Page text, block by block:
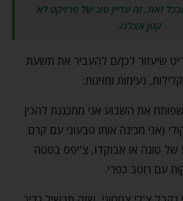
זאת, זה עדיין סוג של פרויקט לא
קטן אצלנו.
שיעזור לכן/ם להעביר את תשעת
נעימות ומזינות:
שפותח את השבוע אני מתכננת להכין
(אני מכינה אותו טבעוני עם קרם
של טונה או אבוקדו, צ'יפס בטטה
עם רוטב כפרי.